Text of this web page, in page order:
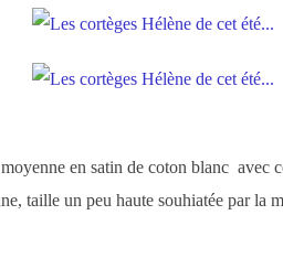
en satin de coton blanc avec
taille un peu haute souhiatée par la